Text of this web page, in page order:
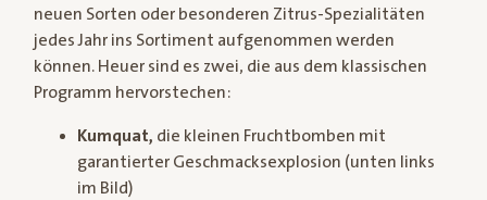
neuen Sorten oder besonderen Zitrus-Spezialitäten
jedes Jahr ins Sortiment aufgenommen werden
können. Heuer sind es zwei, die aus dem klassischen
Programm hervorstechen:
Kumquat, die kleinen Fruchtbomben mit
garantierter Geschmacksexplosion (unten links
im Bild)